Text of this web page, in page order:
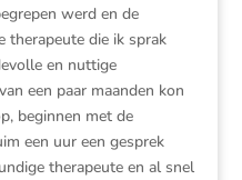
werd en de
therapeute die ik sprak
en nuttige
een paar maanden kon
beginnen met de
een uur een gesprek
therapeute en al snel